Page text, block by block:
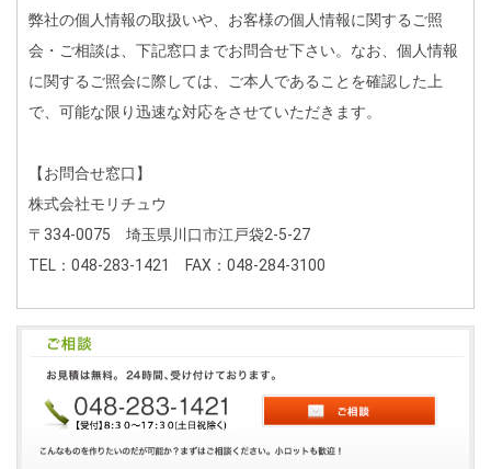
弊社の個人情報の取扱いや、お客様の個人情報に関するご照
会・ご相談は、下記窓口までお問合せ下さい。なお、個人情報
に関するご照会に際しては、ご本人であることを確認した上
で、可能な限り迅速な対応をさせていただきます。
【お問合せ窓口】
株式会社モリチュウ
〒334-0075 埼玉県川口市江戸袋2-5-27
TEL：048-283-1421 FAX：048-284-3100